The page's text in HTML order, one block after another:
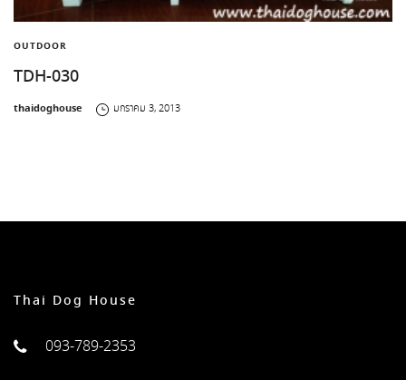
OUTDOOR
TDH-030
by
thaidoghouse มกราคม 3, 2013
Thai Dog House
093-789-2353